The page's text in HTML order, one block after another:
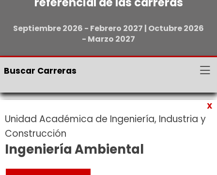
Septiembre 2026 - Febrero 2027 | Octubre 2026
- Marzo 2027
Buscar Carreras
Unidad Académica de Ingeniería, Industria y
Construcción
Ingeniería Ambiental
X